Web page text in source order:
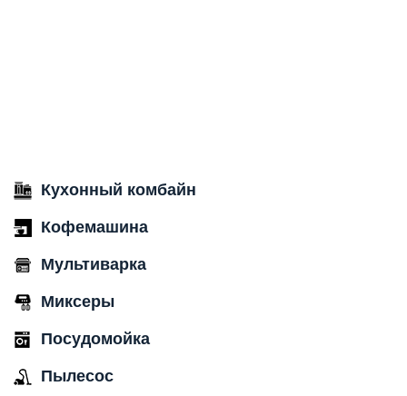
Кухонный комбайн
Кофемашина
Мультиварка
Миксеры
Посудомойка
Пылесос